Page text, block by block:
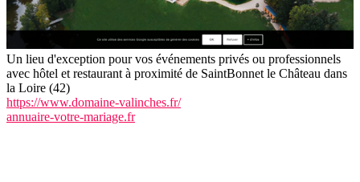
Un lieu d'exception pour vos événements privés ou professionnels
avec hôtel et restaurant à proximité de SaintBonnet le Château dans
la Loire (42)
https://www.domaine-valinches.fr/
annuaire-votre-mariage.fr